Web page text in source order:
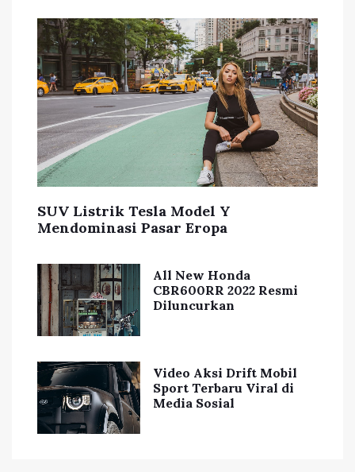
SUV Listrik Tesla Model Y
Mendominasi Pasar Eropa
All New Honda
CBR600RR 2022 Resmi
Diluncurkan
Video Aksi Drift Mobil
Sport Terbaru Viral di
Media Sosial